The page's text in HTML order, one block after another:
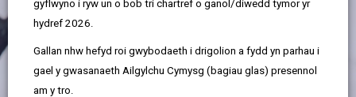
gyflwyno i ryw un o bob tri chartref o ganol/diwedd tymor yr
hydref 2026.
Gallan nhw hefyd roi gwybodaeth i drigolion a fydd yn parhau i
gael y gwasanaeth Ailgylchu Cymysg (bagiau glas) presennol
am y tro.
Llwybr Dyffryn Tywi